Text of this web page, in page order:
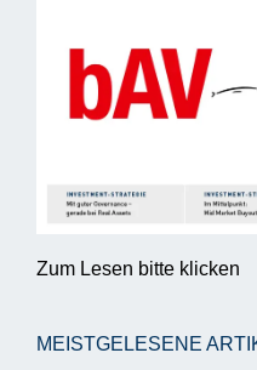
Zum Lesen bitte klicken
MEISTGELESENE